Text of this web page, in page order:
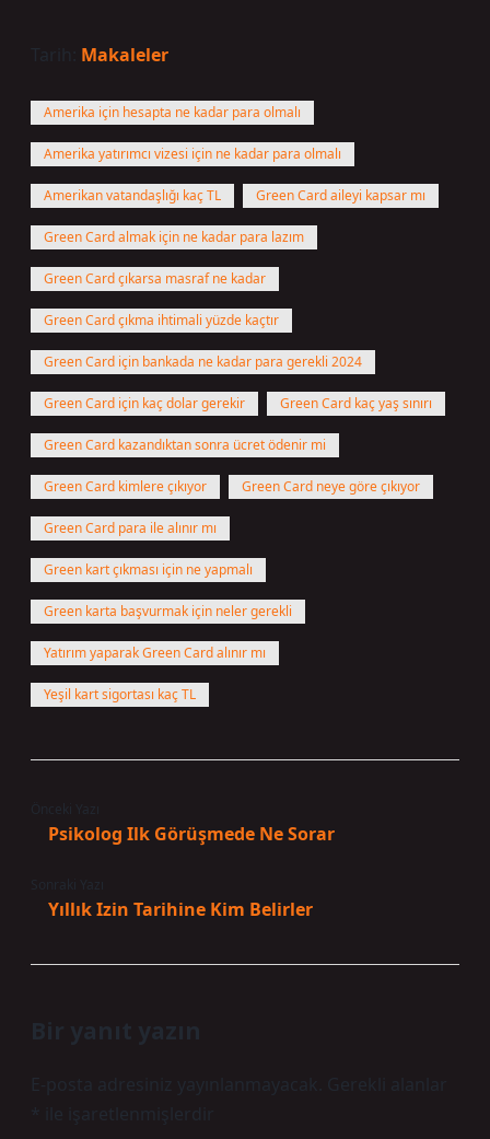
Tarih: Makaleler
Amerika için hesapta ne kadar para olmalı
Amerika yatırımcı vizesi için ne kadar para olmalı
Amerikan vatandaşlığı kaç TL Green Card aileyi kapsar mı
Green Card almak için ne kadar para lazım
Green Card çıkarsa masraf ne kadar
Green Card çıkma ihtimali yüzde kaçtır
Green Card için bankada ne kadar para gerekli 2024
Green Card için kaç dolar gerekir Green Card kaç yaş sınırı
Green Card kazandıktan sonra ücret ödenir mi
Green Card kimlere çıkıyor Green Card neye göre çıkıyor
Green Card para ile alınır mı
Green kart çıkması için ne yapmalı
Green karta başvurmak için neler gerekli
Yatırım yaparak Green Card alınır mı
Yeşil kart sigortası kaç TL
Psikolog Ilk Görüşmede Ne Sorar
Yıllık Izin Tarihine Kim Belirler
Bir yanıt yazın
E-posta adresiniz yayınlanmayacak.
Gerekli alanlar
ile işaretlenmişlerdir